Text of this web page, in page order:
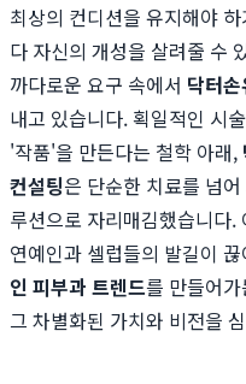
최상의 컨디션을 유지해야
다 자신의 개성을 살려줄 수
까다로운 요구 속에서 닥터
내고 있습니다. 획일적인 시
'작품'을 만든다는 철학 아래,
컨설팅은 단순한 치료를 넘
루션으로 자리매김했습니다.
연예인과 셀럽들의 발길이
인 피부과 트렌드를 만들어
그 차별화된 가치와 비전을